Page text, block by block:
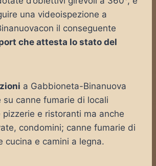
una videoispezione a
il conseguente
che attesta lo stato del
a Gabbioneta-Binanuova
su canne fumarie di locali
e ristoranti ma anche
condomini; canne fumarie di
cucina e camini a legna.